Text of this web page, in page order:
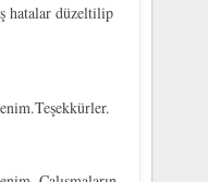
hatalar düzeltilip